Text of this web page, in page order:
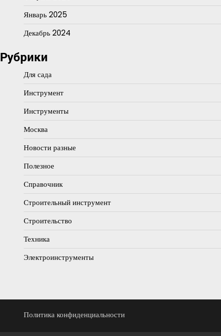
Январь 2025
Декабрь 2024
Рубрики
Для сада
Инструмент
Инструменты
Москва
Новости разные
Полезное
Справочник
Строительный инструмент
Строительство
Техника
Электроинструменты
Политика конфиденциальности